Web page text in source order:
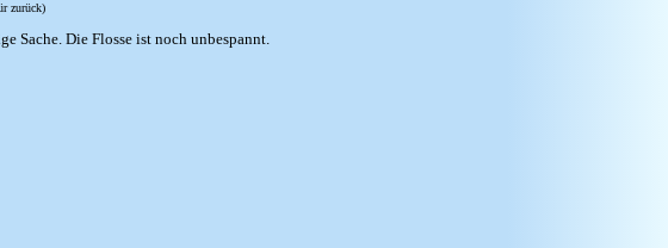
zurück)
Sache. Die Flosse ist noch unbespannt.